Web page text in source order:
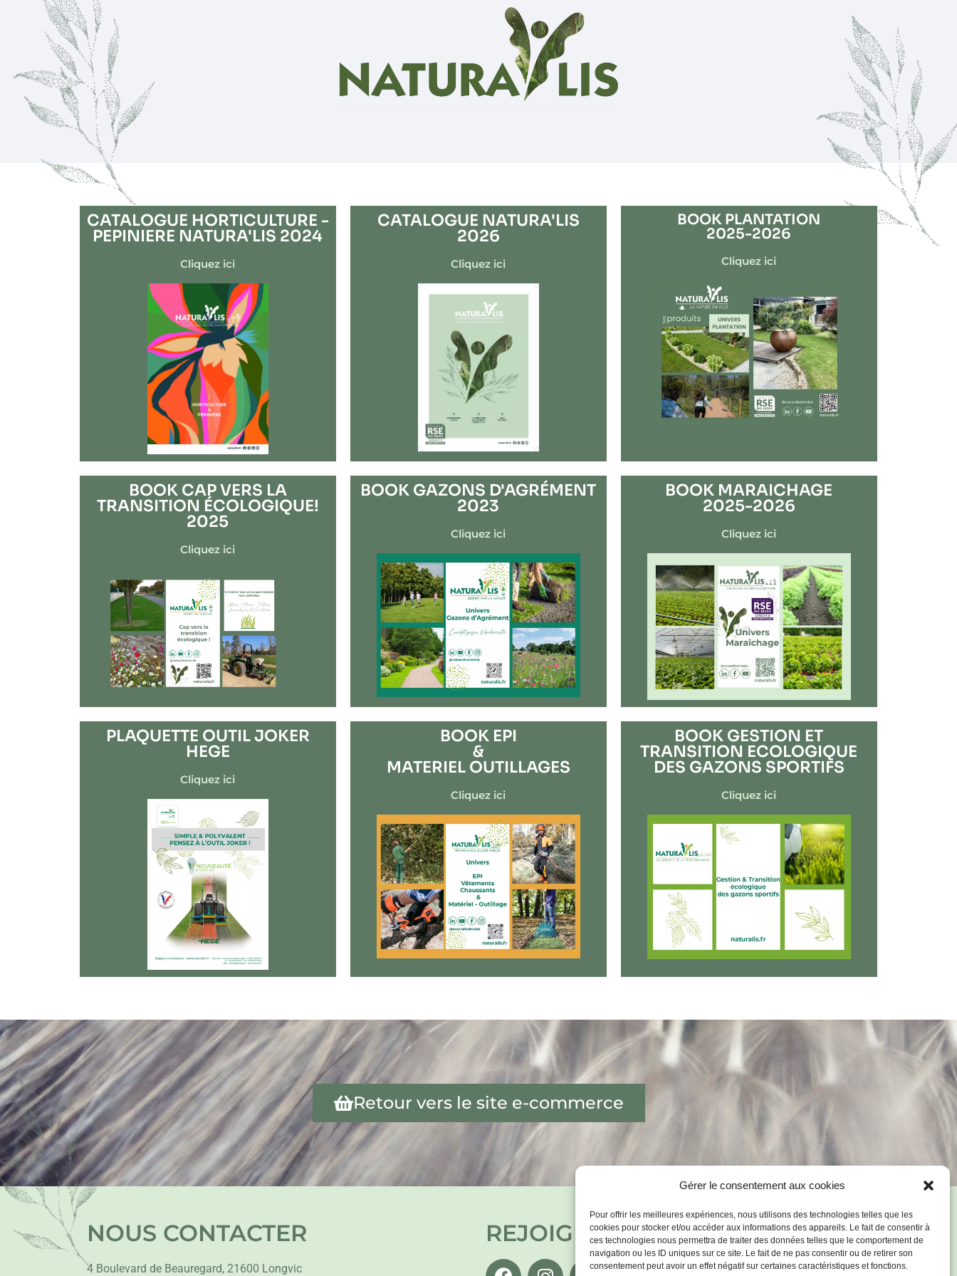
Gérer le consentement aux cookies
Pour offrir les meilleures expériences, nous utilisons des technologies telles que les
cookies pour stocker et/ou accéder aux informations des appareils. Le fait de consentir à
ces technologies nous permettra de traiter des données telles que le comportement de
navigation ou les ID uniques sur ce site. Le fait de ne pas consentir ou de retirer son
consentement peut avoir un effet négatif sur certaines caractéristiques et fonctions.
contenu
CATALOGUE HORTICULTURE -
PEPINIERE NATURA'LIS 2024
Cliquez ici
CATALOGUE NATURA'LIS
2026
Cliquez ici
BOOK PLANTATION
2025-2026
Cliquez ici
BOOK CAP VERS LA
TRANSITION ÉCOLOGIQUE!
2025
Cliquez ici
BOOK GAZONS D'AGRÉMENT
2023
Cliquez ici
BOOK MARAICHAGE
2025-2026
Cliquez ici
PLAQUETTE OUTIL JOKER
HEGE
Cliquez ici
BOOK EPI
&
MATERIEL OUTILLAGES
Cliquez ici
BOOK GESTION ET
TRANSITION ECOLOGIQUE
DES GAZONS SPORTIFS
Cliquez ici
Retour vers le site e-commerce
NOUS CONTACTER
4 Boulevard de Beauregard, 21600 Longvic
REJOIGNEZ-VOUS